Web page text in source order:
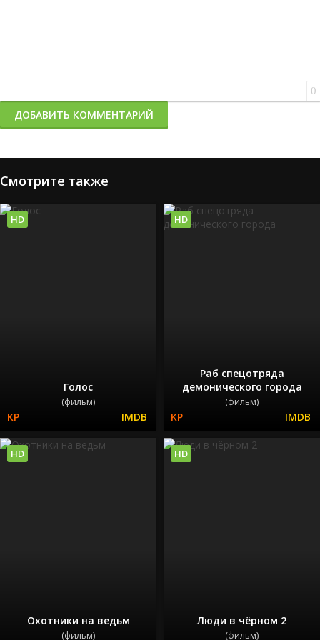
0
ДОБАВИТЬ КОММЕНТАРИЙ
Смотрите также
Голос
(фильм)
HD
Раб спецотряда
демонического города
(фильм)
HD
Охотники на ведьм
(фильм)
HD
Люди в чёрном 2
(фильм)
HD